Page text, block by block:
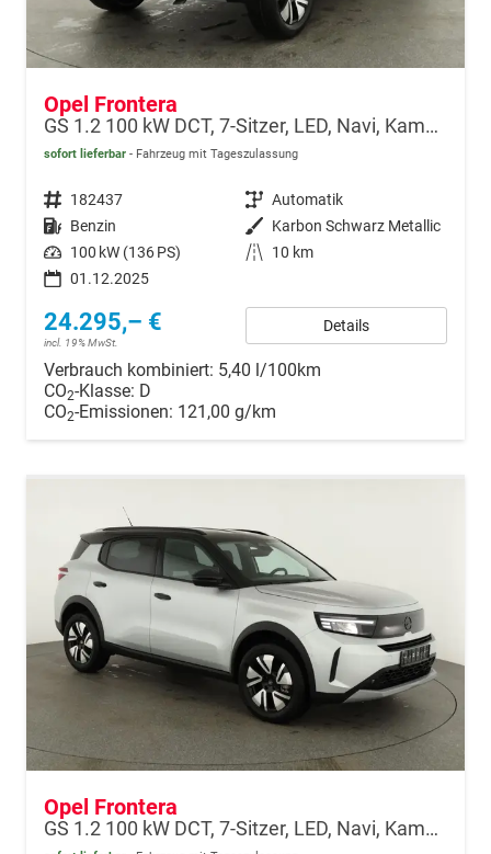
Opel Frontera
GS 1.2 100 kW DCT, 7-Sitzer, LED, Navi, Kamera, Side, 17-Zoll
sofort lieferbar Fahrzeug mit Tageszulassung
Fahrzeugnr. 182437 Getriebe Automatik
Kraftstoff Benzin Außenfarbe Karbon Schwarz Metallic
Leistung 100 kW (136 PS) Kilometerstand
10 km
01.12.2025
24.295,– €
incl. 19% MwSt.
Details
Verbrauch kombiniert: 5,40 l/100km
CO2-Klasse: D
CO2-Emissionen: 121,00 g/km
Opel Frontera
GS 1.2 100 kW DCT, 7-Sitzer, LED, Navi, Kamera, Side, 17-Zoll